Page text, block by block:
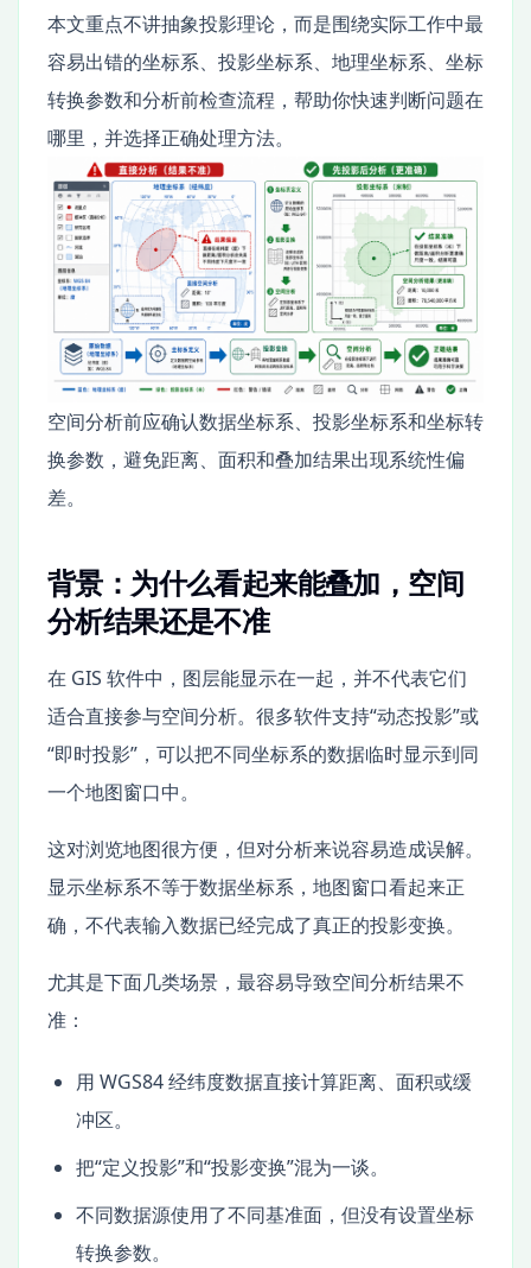
本文重点不讲抽象投影理论，而是围绕实际工作中最
容易出错的坐标系、投影坐标系、地理坐标系、坐标
转换参数和分析前检查流程，帮助你快速判断问题在
哪里，并选择正确处理方法。
空间分析前应确认数据坐标系、投影坐标系和坐标转
换参数，避免距离、面积和叠加结果出现系统性偏
差。
背景：为什么看起来能叠加，空间
分析结果还是不准
在 GIS 软件中，图层能显示在一起，并不代表它们
适合直接参与空间分析。很多软件支持“动态投影”或
“即时投影”，可以把不同坐标系的数据临时显示到同
一个地图窗口中。
这对浏览地图很方便，但对分析来说容易造成误解。
显示坐标系不等于数据坐标系，地图窗口看起来正
确，不代表输入数据已经完成了真正的投影变换。
尤其是下面几类场景，最容易导致空间分析结果不
准：
用 WGS84 经纬度数据直接计算距离、面积或缓
冲区。
把“定义投影”和“投影变换”混为一谈。
不同数据源使用了不同基准面，但没有设置坐标
转换参数。